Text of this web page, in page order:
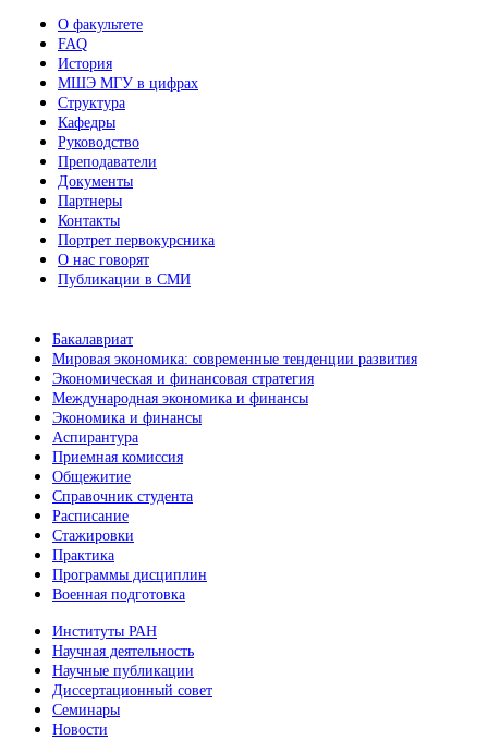
О факультете
FAQ
История
МШЭ МГУ в цифрах
Структура
Кафедры
Руководство
Преподаватели
Документы
Партнеры
Контакты
Портрет первокурсника
О нас говорят
Публикации в СМИ
Бакалавриат
Мировая экономика: современные тенденции развития
Экономическая и финансовая стратегия
Международная экономика и финансы
Экономика и финансы
Аспирантура
Приемная комиссия
Общежитие
Справочник студента
Расписание
Стажировки
Практика
Программы дисциплин
Военная подготовка
Институты РАН
Научная деятельность
Научные публикации
Диссертационный совет
Семинары
Новости